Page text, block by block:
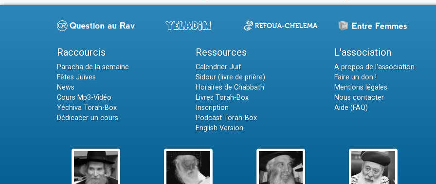
Raccourcis
Paracha de la semaine
Fêtes Juives
News
Cours Mp3-Vidéo
Yéchiva Torah-Box
Dédicacer un cours
Ressources
Calendrier Juif
Sidour (livre de prière)
Horaires de Chabbath
Livres Torah-Box
Inscription
Podcast Torah-Box
English Version
L'association
A propos de l'association
Faire un don !
Mentions légales
Nous contacter
Aide (FAQ)